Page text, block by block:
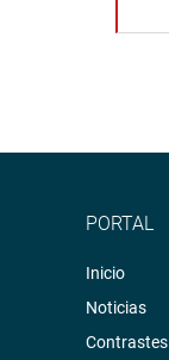
PORTAL
Inicio
Noticias
Contrastes